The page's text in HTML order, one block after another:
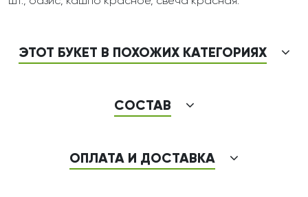
ЭТОТ БУКЕТ В ПОХОЖИХ КАТЕГОРИЯХ
СОСТАВ
ОПЛАТА И ДОСТАВКА